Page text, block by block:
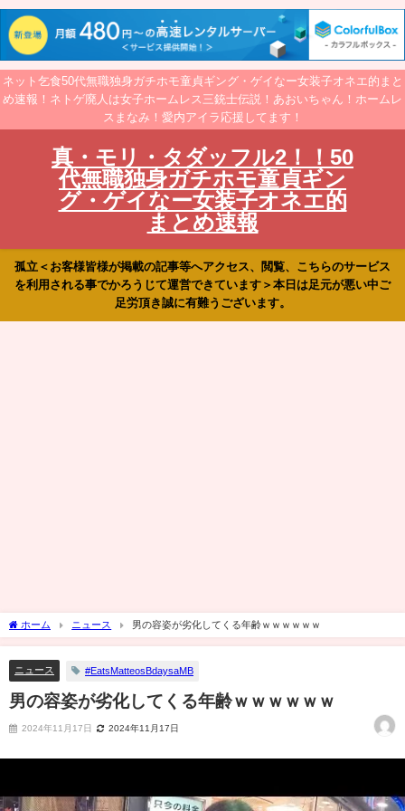
ネット乞食50代無職独身ガチホモ童貞ギング・ゲイなー女装子オネエ的まと
め速報！ネトゲ廃人は女子ホームレス三銃士伝説！あおいちゃん！ホームレ
スまなみ！愛内アイラ応援してます！
真・モリ・タダッフル2！！50
代無職独身ガチホモ童貞ギン
グ・ゲイなー女装子オネエ的
まとめ速報
孤立＜お客様皆様が掲載の記事等へアクセス、閲覧、こちらのサービス
を利用される事でかろうじて運営できています＞本日は足元が悪い中ご
足労頂き誠に有難うございます。
ホーム ニュース 男の容姿が劣化してくる年齢ｗｗｗｗｗｗ
ニュース #EatsMatteosBdaysaMB
男の容姿が劣化してくる年齢ｗｗｗｗｗｗ
2024年11月17日 2024年11月17日